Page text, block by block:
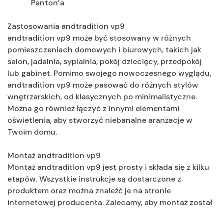
Panton’a
Zastosowania andtradition vp9
andtradition vp9 może być stosowany w różnych
pomieszczeniach domowych i biurowych, takich jak
salon, jadalnia, sypialnia, pokój dziecięcy, przedpokój
lub gabinet. Pomimo swojego nowoczesnego wyglądu,
andtradition vp9 może pasować do różnych stylów
wnętrzarskich, od klasycznych po minimalistyczne.
Można go również łączyć z innymi elementami
oświetlenia, aby stworzyć niebanalne aranżacje w
Twoim domu.
Montaż andtradition vp9
Montaż andtradition vp9 jest prosty i składa się z kilku
etapów. Wszystkie instrukcje są dostarczone z
produktem oraz można znaleźć je na stronie
internetowej producenta. Zalecamy, aby montaż został